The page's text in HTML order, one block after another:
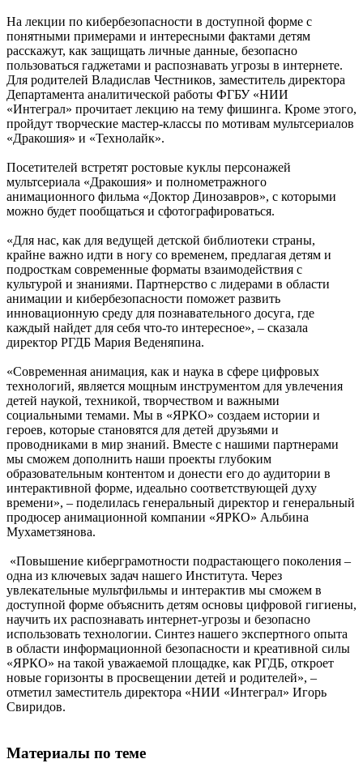
На лекции по кибербезопасности в доступной форме с
понятными примерами и интересными фактами детям
расскажут, как защищать личные данные, безопасно
пользоваться гаджетами и распознавать угрозы в интернете.
Для родителей Владислав Честников, заместитель директора
Департамента аналитической работы ФГБУ «НИИ
«Интеграл» прочитает лекцию на тему фишинга. Кроме этого,
пройдут творческие мастер-классы по мотивам мультсериалов
«Дракошия» и «Технолайк».
Посетителей встретят ростовые куклы персонажей
мультсериала «Дракошия» и полнометражного
анимационного фильма «Доктор Динозавров», с которыми
можно будет пообщаться и сфотографироваться.
«Для нас, как для ведущей детской библиотеки страны,
крайне важно идти в ногу со временем, предлагая детям и
подросткам современные форматы взаимодействия с
культурой и знаниями. Партнерство с лидерами в области
анимации и кибербезопасности поможет развить
инновационную среду для познавательного досуга, где
каждый найдет для себя что-то интересное», – сказала
директор РГДБ Мария Веденяпина.
«Современная анимация, как и наука в сфере цифровых
технологий, является мощным инструментом для увлечения
детей наукой, техникой, творчеством и важными
социальными темами. Мы в «ЯРКО» создаем истории и
героев, которые становятся для детей друзьями и
проводниками в мир знаний. Вместе с нашими партнерами
мы сможем дополнить наши проекты глубоким
образовательным контентом и донести его до аудитории в
интерактивной форме, идеально соответствующей духу
времени», – поделилась генеральный директор и генеральный
продюсер анимационной компании «ЯРКО» Альбина
Мухаметзянова.
«Повышение киберграмотности подрастающего поколения –
одна из ключевых задач нашего Института. Через
увлекательные мультфильмы и интерактив мы сможем в
доступной форме объяснить детям основы цифровой гигиены,
научить их распознавать интернет-угрозы и безопасно
использовать технологии. Синтез нашего экспертного опыта
в области информационной безопасности и креативной силы
«ЯРКО» на такой уважаемой площадке, как РГДБ, откроет
новые горизонты в просвещении детей и родителей», –
отметил заместитель директора «НИИ «Интеграл» Игорь
Свиридов.
Материалы по теме